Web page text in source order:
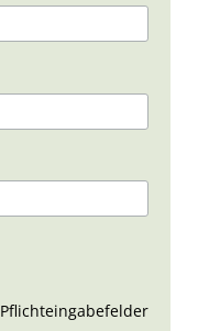
Pflichteingabefelder